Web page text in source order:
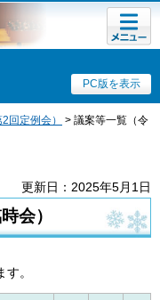
PC版を表示
メニュ
ー
回定例会）
> 議案等一覧（令
更新日：2025年5月1日
会）
。